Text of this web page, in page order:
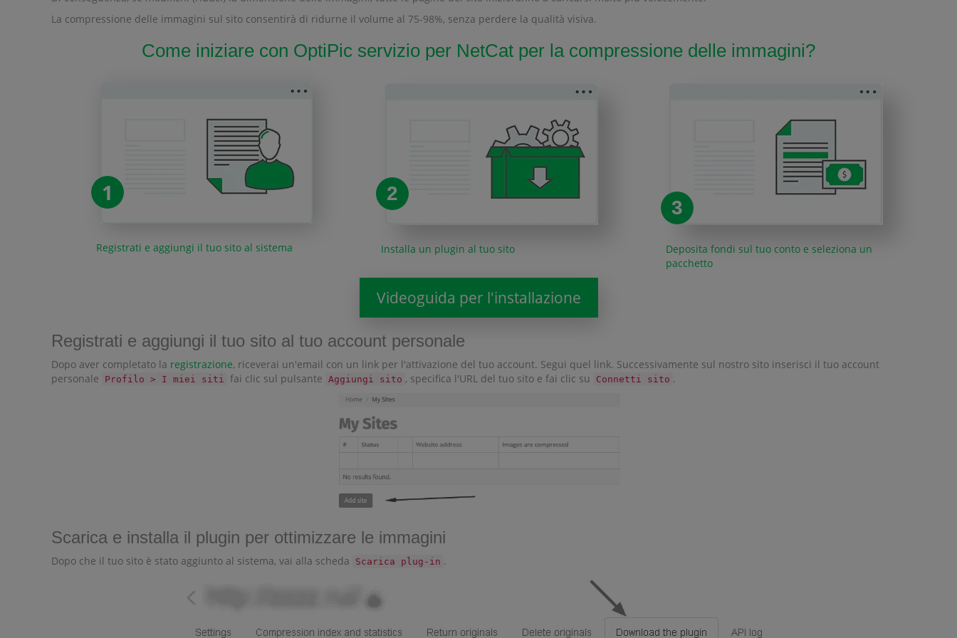
La compressione delle immagini sul sito consentirà di ridurne il volume al 75-98%, senza perdere la qualità visiva.
Come iniziare con OptiPic servizio per NetCat per la compressione delle immagini?
1
Registrati e aggiungi il tuo sito al sistema
2
Installa un plugin al tuo sito
3
Deposita fondi sul tuo conto e seleziona un
pacchetto
Videoguida per l'installazione
Registrati e aggiungi il tuo sito al tuo account personale
Dopo aver completato la registrazione, riceverai un'email con un link per l'attivazione del tuo account. Segui quel link. Successivamente sul nostro sito inserisci il tuo account
personale
Profilo > I miei siti fai clic sul pulsante Aggiungi sito , specifica l'URL del tuo sito e fai clic su Connetti sito .
Scarica e installa il plugin per ottimizzare le immagini
Dopo che il tuo sito è stato aggiunto al sistema, vai alla scheda Scarica plug-in .